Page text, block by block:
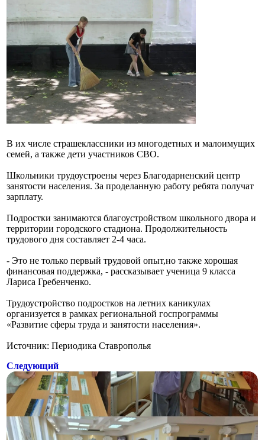
В их числе страшеклассники из многодетных и малоимущих
семей, а также дети участников СВО.
Школьники трудоустроены через Благодарненский центр
занятости населения. За проделанную работу ребята получат
зарплату.
Подростки занимаются благоустройством школьного двора и
территории городского стадиона. Продолжительность
трудового дня составляет 2-4 часа.
- Это не только первый трудовой опыт,но также хорошая
финансовая поддержка, - рассказывает ученица 9 класса
Лариса Гребенченко.
Трудоустройство подростков на летних каникулах
организуется в рамках региональной госпрограммы
«Развитие сферы труда и занятости населения».
Источник: Периодика Ставрополья
Следующий